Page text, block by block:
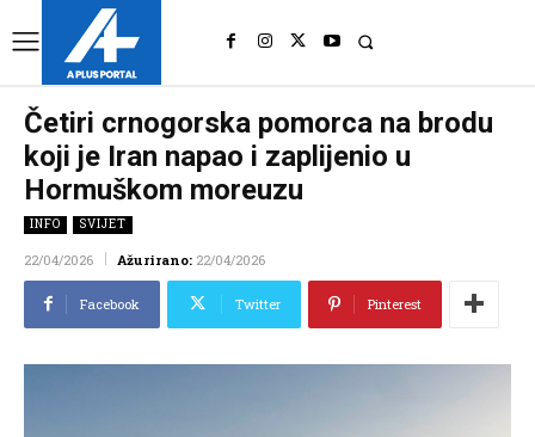
Četiri crnogorska pomorca na brodu
koji je Iran napao i zaplijenio u
Hormuškom moreuzu
INFO SVIJET
22/04/2026 Ažurirano: 22/04/2026
Facebook Twitter Pinterest